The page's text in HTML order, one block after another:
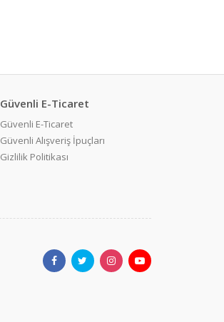
Güvenli E-Ticaret
Güvenli E-Ticaret
Güvenli Alışveriş İpuçları
Gizlilik Politikası